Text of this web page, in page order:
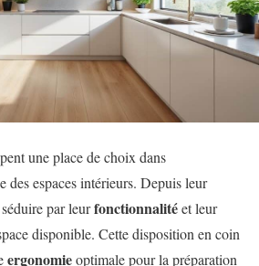
une place de choix dans
des espaces intérieurs. Depuis leur
par leurfonctionnalitéet leur
disponible. Cette disposition en coin
ergonomieoptimale pour la préparation